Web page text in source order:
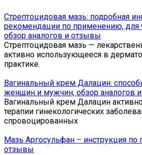
Стрептоцидовая мазь: подробная
рекомендации по применению, для
обзор аналогов и отзывы
Стрептоцидовая мазь —
активно использующееся в
практике.
Вагинальный крем Далацин:
женщин и мужчин, обзор аналогов
Вагинальный крем Далацин
терапии гинекологических
спровоцированных
Мазь Аргосульфан – инструкция
отзывы